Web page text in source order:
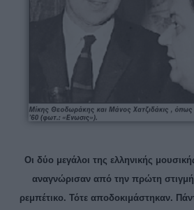
Οι δύο μεγάλοι της ελληνικής
αναγνώρισαν από την πρώτη
ρεμπέτικο. Τότε αποδοκιμάστηκαν.